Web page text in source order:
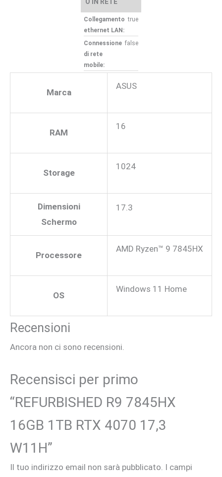
Collegamento
ethernet LAN:
true
Connessione
di rete
mobile:
false
Marca
ASUS
RAM
16
Storage
1024
Dimensioni
Schermo
17.3
Processore
AMD Ryzen™ 9 7845HX
OS
Windows 11 Home
Recensioni
Ancora non ci sono recensioni.
Recensisci per primo
“REFURBISHED R9 7845HX
16GB 1TB RTX 4070 17,3
W11H”
Il tuo indirizzo email non sarà pubblicato. I campi